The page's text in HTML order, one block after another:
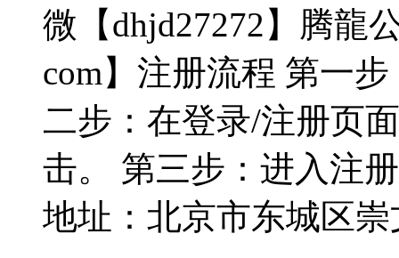
微【dhjd27272】腾龍
com】注册流程 第一
二步：在登录/注册页
击。 第三步：进入注
地址：北京市东城区